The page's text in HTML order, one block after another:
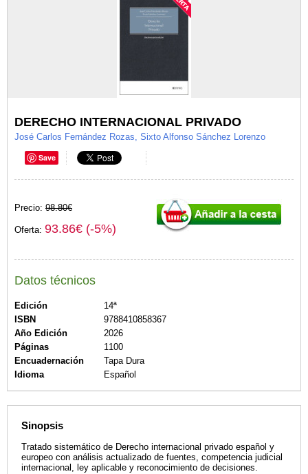
DERECHO INTERNACIONAL PRIVADO
José Carlos Fernández Rozas, Sixto Alfonso Sánchez Lorenzo
Save
Precio: 98.80€
Oferta: 93.86€ (-5%)
Datos técnicos
Edición
14ª
ISBN
9788410858367
Año Edición
2026
Páginas
1100
Encuadernación
Tapa Dura
Idioma
Español
Sinopsis
Tratado sistemático de Derecho internacional privado español y
europeo con análisis actualizado de fuentes, competencia judicial
internacional, ley aplicable y reconocimiento de decisiones.